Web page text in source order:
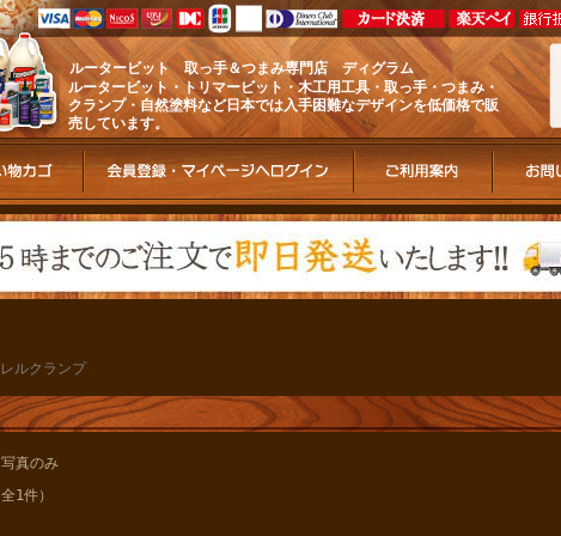
ルータービット 取っ手＆つまみ専門店 ディグラム
ルータービット・トリマービット・木工用工具・取っ手・つまみ・
クランプ・自然塗料など日本では入手困難なデザインを低価格で販
売しています。
ルクランプ
真のみ
1件）